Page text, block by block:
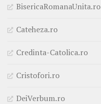
BisericaRomanaUnita.ro
Cateheza.ro
Credinta-Catolica.ro
Cristofori.ro
DeiVerbum.ro